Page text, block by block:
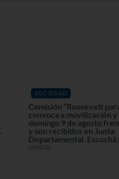
SOCIEDAD
Comisión “Roosevelt
convoca a movilización y
domingo 9 de agosto
y son recibidos en Junta
Departamental.
05/08/26